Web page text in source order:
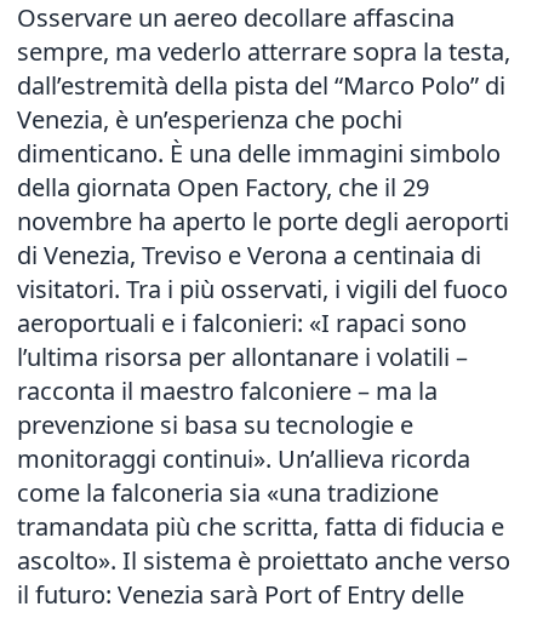
Osservare un aereo decollare affascina
sempre, ma vederlo atterrare sopra la testa,
dall’estremità della pista del “Marco Polo” di
Venezia, è un’esperienza che pochi
dimenticano. È una delle immagini simbolo
della giornata Open Factory, che il 29
novembre ha aperto le porte degli aeroporti
di Venezia, Treviso e Verona a centinaia di
visitatori. Tra i più osservati, i vigili del fuoco
aeroportuali e i falconieri: «I rapaci sono
l’ultima risorsa per allontanare i volatili –
racconta il maestro falconiere – ma la
prevenzione si basa su tecnologie e
monitoraggi continui». Un’allieva ricorda
come la falconeria sia «una tradizione
tramandata più che scritta, fatta di fiducia e
ascolto». Il sistema è proiettato anche verso
il futuro: Venezia sarà Port of Entry delle